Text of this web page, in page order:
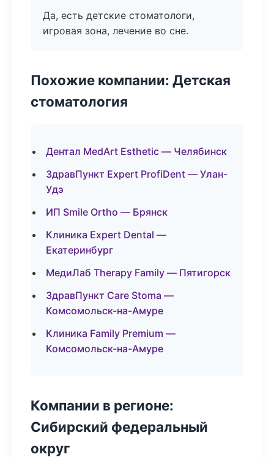
Да, есть детские стоматологи,
игровая зона, лечение во сне.
Похожие компании: Детская
стоматология
Дентал MedArt Esthetic — Челябинск
ЗдравПункт Expert ProfiDent — Улан-
Удэ
ИП Smile Ortho — Брянск
Клиника Expert Dental —
Екатеринбург
МедиЛаб Therapy Family — Пятигорск
ЗдравПункт Care Stoma —
Комсомольск-на-Амуре
Клиника Family Premium —
Комсомольск-на-Амуре
Компании в регионе:
Сибирский федеральный
округ